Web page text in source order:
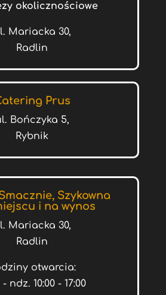
okolicznościowe
Mariacka 30,
Radlin
Prus
Bończyka 5,
Rybnik
Szykowna
i na wynos
Mariacka 30,
Radlin
otwarcia:
ndz. 10:00 - 17:00